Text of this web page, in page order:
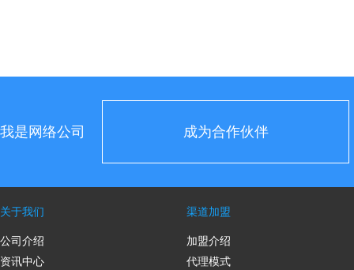
我是网络公司 成为合作伙伴
关于我们
公司介绍
资讯中心
渠道加盟
加盟介绍
代理模式